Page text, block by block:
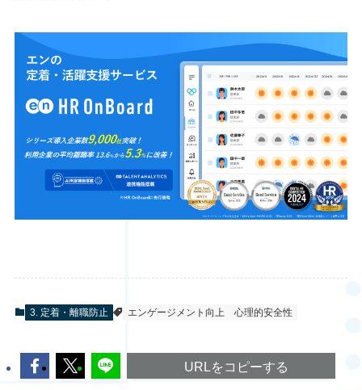
3. 定着・離職防止 エンゲージメント向上 心理的安全性
URLをコピーする